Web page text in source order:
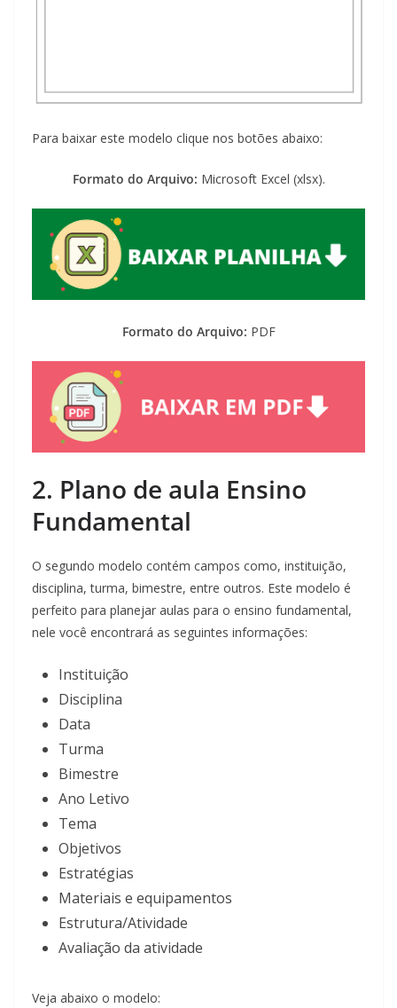
Para baixar este modelo clique nos botões abaixo:
Formato do Arquivo: Microsoft Excel (xlsx).
Formato do Arquivo: PDF
2. Plano de aula Ensino
Fundamental
O segundo modelo contém campos como, instituição,
disciplina, turma, bimestre, entre outros. Este modelo é
perfeito para planejar aulas para o ensino fundamental,
nele você encontrará as seguintes informações:
Instituição
Disciplina
Data
Turma
Bimestre
Ano Letivo
Tema
Objetivos
Estratégias
Materiais e equipamentos
Estrutura/Atividade
Avaliação da atividade
Veja abaixo o modelo: